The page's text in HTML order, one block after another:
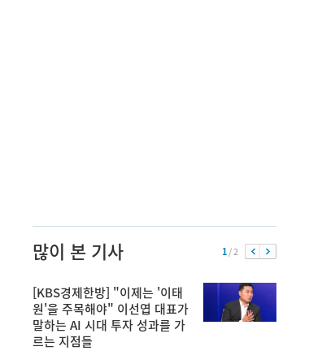
많이 본 기사 1/ 2
[KBS경제한방] "이제는 '이태
원'을 주목해야" 이선엽 대표가
말하는 AI 시대 투자 성과를 가
르는 지점들